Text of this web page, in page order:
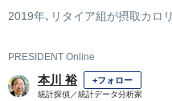
2019年､リタイア組が摂取カロ
PRESIDENT Online
本川 裕 +フォロー
統計探偵／統計データ分析家